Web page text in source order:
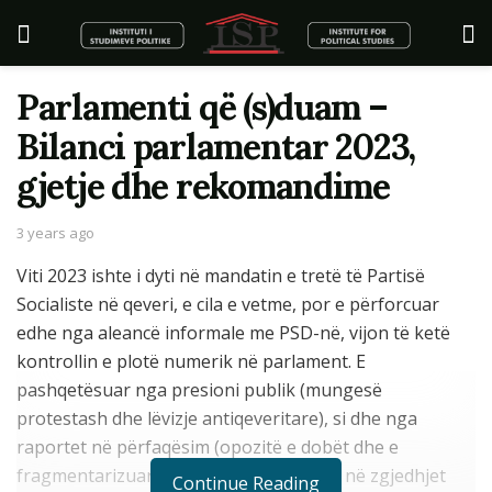
Parlamenti që (s)duam –
Bilanci parlamentar 2023,
gjetje dhe rekomandime
3 years ago
Viti 2023 ishte i dyti në mandatin e tretë të Partisë
Socialiste në qeveri, e cila e vetme, por e përforcuar
edhe nga aleancë informale me PSD-në, vijon të ketë
kontrollin e plotë numerik në parlament. E
pashqetësuar nga presioni publik (mungesë
protestash dhe lëvizje antiqeveritare), si dhe nga
raportet në përfaqësim (opozitë e dobët dhe e
fragmentarizuar), si dhe e rikonfirmuar në zgjedhjet
Continue Reading